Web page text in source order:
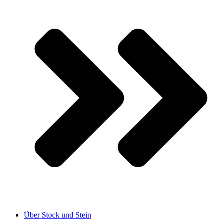
Über Stock und Stein